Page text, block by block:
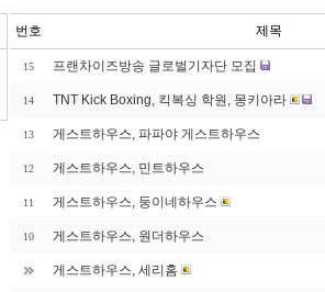
번호 제목
15 프랜차이즈방송 글로벌기자단 모집
14 TNT Kick Boxing, 킥복싱 학원, 몽키아라
13 게스트하우스, 파파야 게스트하우스
12 게스트하우스, 민트하우스
11 게스트하우스, 둥이네하우스
10 게스트하우스, 원더하우스
게스트하우스, 세리홈